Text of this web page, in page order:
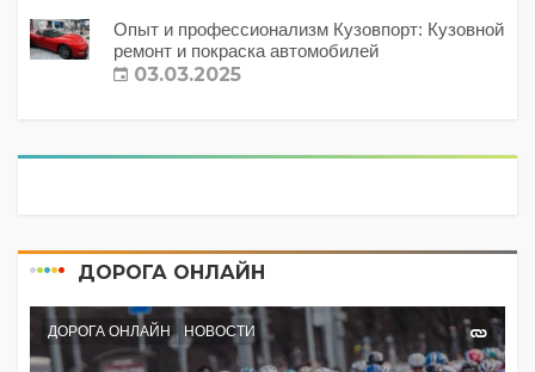
Опыт и профессионализм Кузовпорт: Кузовной
ремонт и покраска автомобилей
03.03.2025
ДОРОГА ОНЛАЙН
ДОРОГА ОНЛАЙН НОВОСТИ